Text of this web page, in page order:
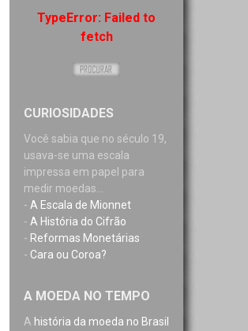
TypeError: Failed to
fetch
CURIOSIDADES
Você sabia que no século 19,
usava-se uma escala
impressa em papel para
medir moedas...
- A Escala de Mionnet
- A História do Cifrão
- Reformas Monetárias
- Cara ou Coroa?
A MOEDA NO TEMPO
A história da moeda no Brasil